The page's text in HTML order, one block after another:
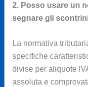
2. Posso usare un
segnare gli
La normativa
specifiche
divise per aliquote
assoluta e